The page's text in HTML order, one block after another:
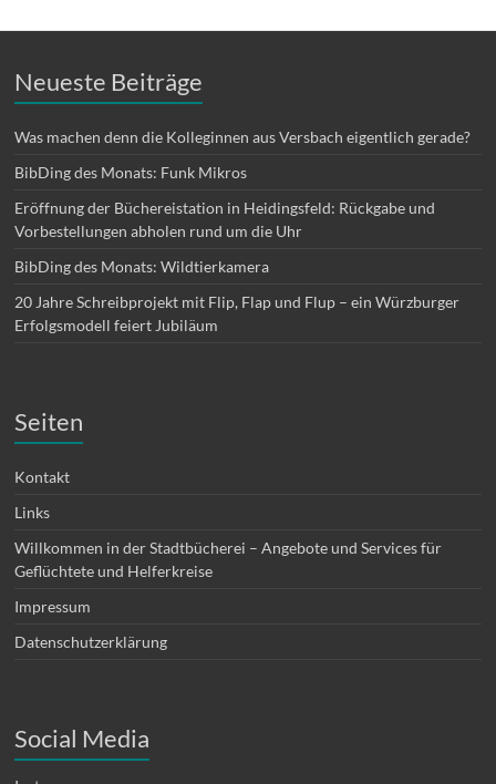
Neueste Beiträge
Was machen denn die Kolleginnen aus Versbach eigentlich gerade?
BibDing des Monats: Funk Mikros
Eröffnung der Büchereistation in Heidingsfeld: Rückgabe und
Vorbestellungen abholen rund um die Uhr
BibDing des Monats: Wildtierkamera
20 Jahre Schreibprojekt mit Flip, Flap und Flup – ein Würzburger
Erfolgsmodell feiert Jubiläum
Seiten
Kontakt
Links
Willkommen in der Stadtbücherei – Angebote und Services für
Geflüchtete und Helferkreise
Impressum
Datenschutzerklärung
Social Media